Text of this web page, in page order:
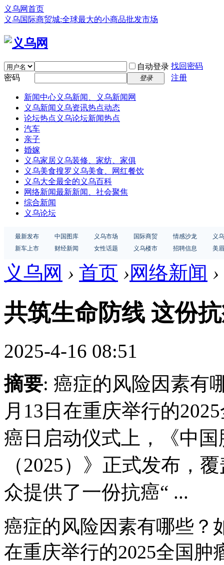
义乌网首页
义乌国际商贸城:全球最大的小商品批发市场
自动登录 找回密码
密码
登录 注册
新闻中心义乌新闻、义乌新闻网
义乌新闻 义乌资讯热点动态
论坛热点 义乌论坛新闻热点
汽车
亲子
婚嫁
义乌家居义乌装修、家纺、家俱
义乌美食搜罗义乌美食、网红餐饮
义乌大全最全的义乌百科
网络新闻最新新闻、社会聚焦
综合新闻
义乌论坛
最新发布 中国图库 义乌市场 国际商贸 情感沙龙
义
新车上市
财经新闻 女性话题 义乌楼市 招聘信息 美
义乌网 › 首页 ›网络新闻 ›
共筑生命防线 这份
2025-4-16 08:51
摘要: 癌症的风险因素有
月13日在重庆举行的
癌日启动仪式上，《中
（2025）》正式发布，
众提供了一份抗癌“ ...
癌症的风险因素有哪些？
在重庆举行的2025全国